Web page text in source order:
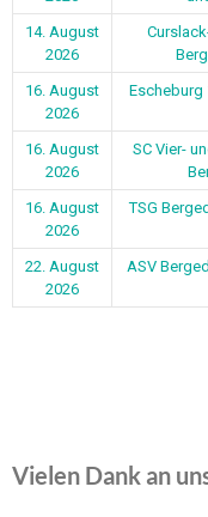
14. August
2026
16. August
2026
Escheburg
16. August
2026
SC Vier-
16. August
2026
TSG
22. August
2026
ASV
Vielen Dank an